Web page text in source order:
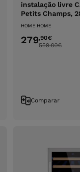
instalação livre
Petits Champs,
HOME HOME
279,90€
559.00€
Comparar